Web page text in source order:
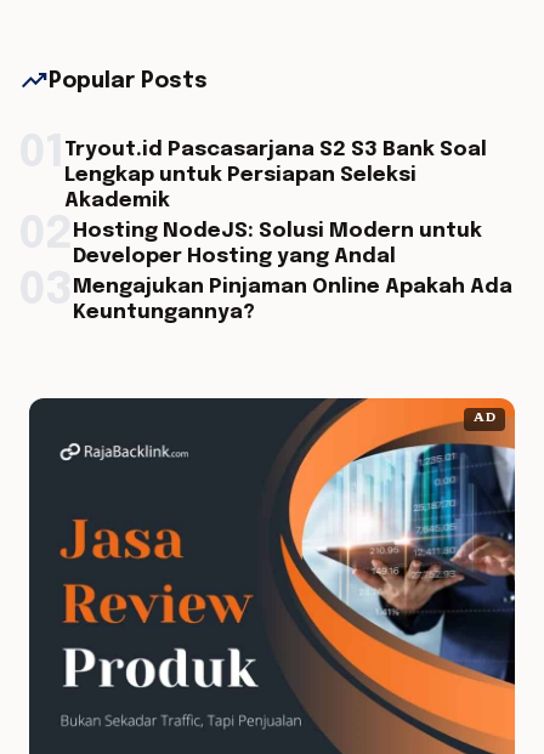
trending_up Popular Posts
Tryout.id Pascasarjana S2 S3 Bank Soal
Lengkap untuk Persiapan Seleksi
Akademik
Hosting NodeJS: Solusi Modern untuk
Developer Hosting yang Andal
Mengajukan Pinjaman Online Apakah Ada
Keuntungannya?
AD